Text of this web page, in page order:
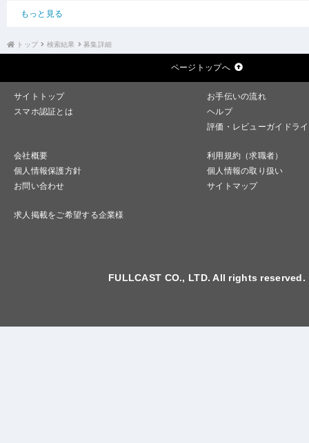
もっと見る
トップ 検索結果 募集詳細
ページトップへ
サイトトップ
お手伝いの流れ
スマホ認証とは
ヘルプ
評価・レビューガイドラ
会社概要
利用規約（求職者）
個人情報保護方針
個人情報の取り扱い
お問い合わせ
サイトマップ
求人掲載をご希望する企業様
FULLCAST CO., LTD. All rights reserved.